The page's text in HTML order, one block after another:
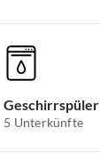
Geschirrspüler
5 Unterkünfte